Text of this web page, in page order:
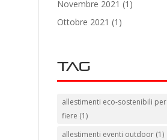
Novembre 2021 (1)
Ottobre 2021 (1)
Tag
allestimenti eco-sostenibili per
fiere (1)
allestimenti eventi outdoor (1)